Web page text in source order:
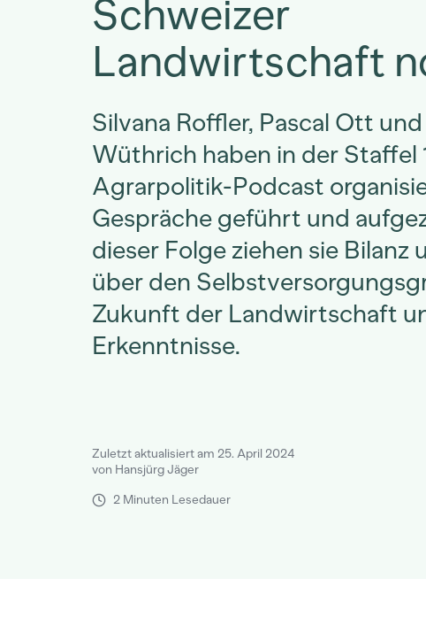
Schweizer
Landwirtschaft
Silvana Roffler, Pascal Ott
Wüthrich haben in der Staffel
Agrarpolitik-Podcast
Gespräche geführt und
dieser Folge ziehen sie Bilanz
über den
Zukunft der Landwirtschaft
Erkenntnisse.
Zuletzt aktualisiert am 25. April 2024
von Hansjürg Jäger
2 Minuten Lesedauer